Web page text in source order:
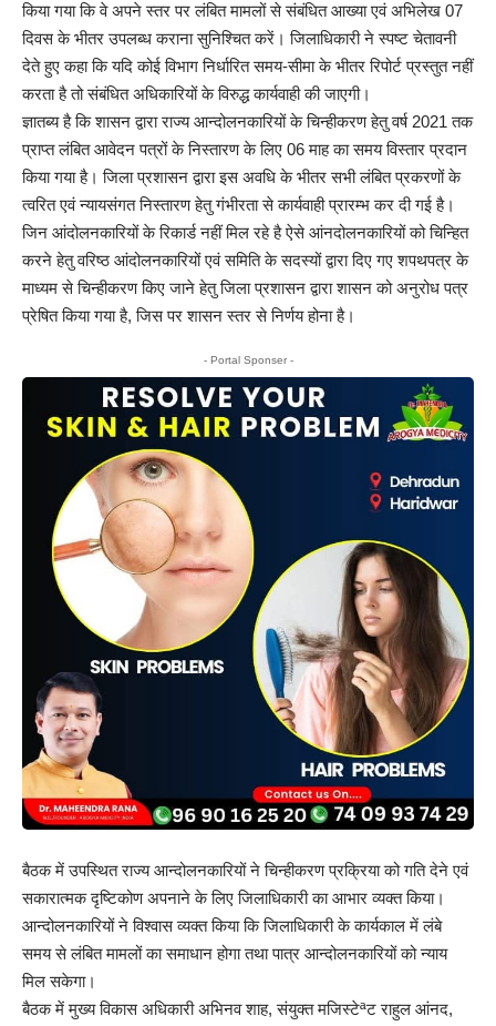
किया गया कि वे अपने स्तर पर लंबित मामलों से संबंधित आख्या एवं अभिलेख 07
दिवस के भीतर उपलब्ध कराना सुनिश्चित करें। जिलाधिकारी ने स्पष्ट चेतावनी
देते हुए कहा कि यदि कोई विभाग निर्धारित समय-सीमा के भीतर रिपोर्ट प्रस्तुत नहीं
करता है तो संबंधित अधिकारियों के विरुद्ध कार्यवाही की जाएगी।
ज्ञातब्य है कि शासन द्वारा राज्य आन्दोलनकारियों के चिन्हीकरण हेतु वर्ष 2021 तक
प्राप्त लंबित आवेदन पत्रों के निस्तारण के लिए 06 माह का समय विस्तार प्रदान
किया गया है। जिला प्रशासन द्वारा इस अवधि के भीतर सभी लंबित प्रकरणों के
त्वरित एवं न्यायसंगत निस्तारण हेतु गंभीरता से कार्यवाही प्रारम्भ कर दी गई है।
जिन आंदोलनकारियों के रिकार्ड नहीं मिल रहे है ऐसे आंनदोलनकारियों को चिन्हित
करने हेतु वरिष्ठ आंदोलनकारियों एवं समिति के सदस्यों द्वारा दिए गए शपथपत्र के
माध्यम से चिन्हीकरण किए जाने हेतु जिला प्रशासन द्वारा शासन को अनुरोध पत्र
प्रेषित किया गया है, जिस पर शासन स्तर से निर्णय होना है।
- Portal Sponser -
बैठक में उपस्थित राज्य आन्दोलनकारियों ने चिन्हीकरण प्रक्रिया को गति देने एवं
सकारात्मक दृष्टिकोण अपनाने के लिए जिलाधिकारी का आभार व्यक्त किया।
आन्दोलनकारियों ने विश्वास व्यक्त किया कि जिलाधिकारी के कार्यकाल में लंबे
समय से लंबित मामलों का समाधान होगा तथा पात्र आन्दोलनकारियों को न्याय
मिल सकेगा।
बैठक में मुख्य विकास अधिकारी अभिनव शाह, संयुक्त मजिस्टेªट राहुल आंनद,